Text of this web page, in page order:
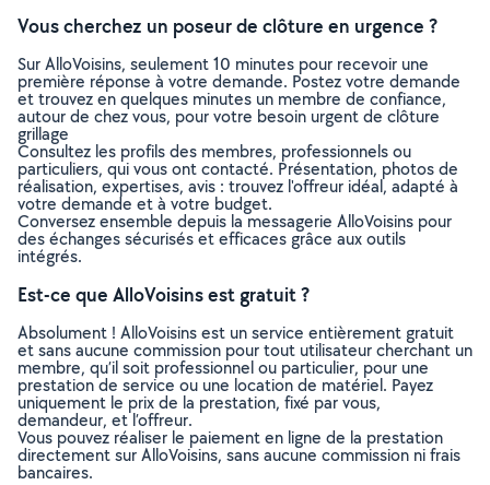
Vous cherchez un poseur de clôture en urgence ?
Sur AlloVoisins, seulement 10 minutes pour recevoir une
première réponse à votre demande. Postez votre demande
et trouvez en quelques minutes un membre de confiance,
autour de chez vous, pour votre besoin urgent de clôture
grillage
Consultez les profils des membres, professionnels ou
particuliers, qui vous ont contacté. Présentation, photos de
réalisation, expertises, avis : trouvez l'offreur idéal, adapté à
votre demande et à votre budget.
Conversez ensemble depuis la messagerie AlloVoisins pour
des échanges sécurisés et efficaces grâce aux outils
intégrés.
Est-ce que AlloVoisins est gratuit ?
Absolument ! AlloVoisins est un service entièrement gratuit
et sans aucune commission pour tout utilisateur cherchant un
membre, qu’il soit professionnel ou particulier, pour une
prestation de service ou une location de matériel. Payez
uniquement le prix de la prestation, fixé par vous,
demandeur, et l’offreur.
Vous pouvez réaliser le paiement en ligne de la prestation
directement sur AlloVoisins, sans aucune commission ni frais
bancaires.